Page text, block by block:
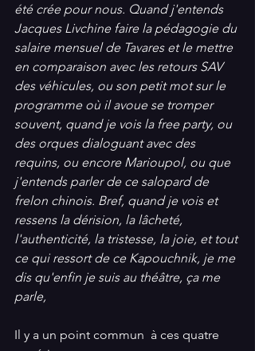
été crée pour nous. Quand j'entends
Jacques Livchine faire la pédagogie du
salaire mensuel de Tavares et le mettre
en comparaison avec les retours SAV
des véhicules, ou son petit mot sur le
programme où il avoue se tromper
souvent, quand je vois la free party, ou
des orques dialoguant avec des
requins, ou encore Marioupol, ou que
j'entends parler de ce salopard de
frelon chinois. Bref, quand je vois et
ressens la dérision, la lâcheté,
l'authenticité, la tristesse, la joie, et tout
ce qui ressort de ce Kapouchnik, je me
dis qu'enfin je suis au théâtre, ça me
parle,
Il y a un point commun  à ces quatre